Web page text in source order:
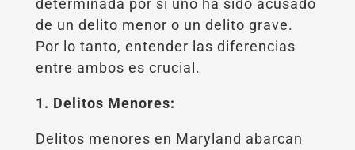
de un delito menor o un delito grave.
Por lo tanto, entender las diferencias
entre ambos es crucial.
1. Delitos Menores:
Delitos menores en Maryland abarcan